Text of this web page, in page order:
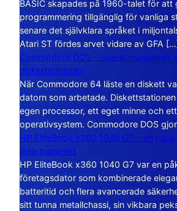
BASIC skapades på 1960-talet för att
programmering tillgänglig för vanliga
senare det självklara språket i
Atari ST fördes arvet vidare av GFA
Commodore DOS – operativsystemet
diskettstationen
När Commodore 64 läste en diskett
datorn som arbetade.
egen processor, ett eget minne och
operativsystem. Commodore DOS
HP EliteBook x360 1040 G7 – en
lång batteritid
HP EliteBook x360 1040 G7 var en
företagsdator som kombinerade
batteritid och flera avancerade
sitt tunna metallchassi, sin vikbara